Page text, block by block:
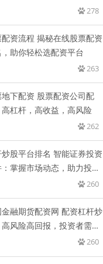
278
配资流程 揭秘在线股票配资
助你轻松选配资平台
263
地下配资 股票配资公司配
高杠杆，高收益，高风险
262
股平台排名 智能证券投资
掌握市场动态，助力投资
260
融期货配资网 配资杠杆炒
风险高回报，投资者需谨
260